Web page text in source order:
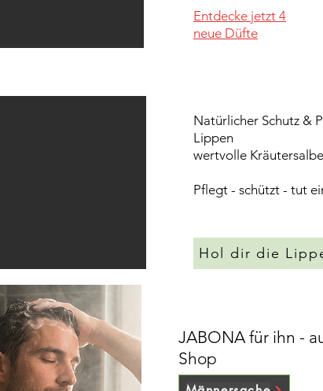
Entdecke jetzt 4
neue Düfte
Natürlicher Schutz &
Lippen
wertvolle
Pflegt - schützt - tut
Hol dir die
JABONA für ihn -
Shop